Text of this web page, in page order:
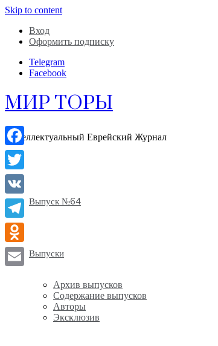
Skip to content
Вход
Оформить подписку
Telegram
Facebook
МИР ТОРЫ
Интеллектуальный Еврейский Журнал
Выпуск №64
Выпуски
Архив выпусков
Содержание выпусков
Авторы
Эксклюзив
Facebook
Twitter
VK
Telegram
Odnoklassniki